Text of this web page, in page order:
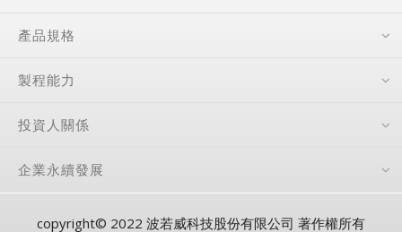
產品規格
製程能力
投資人關係
企業永續發展
copyright© 2022 波若威科技股份有限公司 著作權所有